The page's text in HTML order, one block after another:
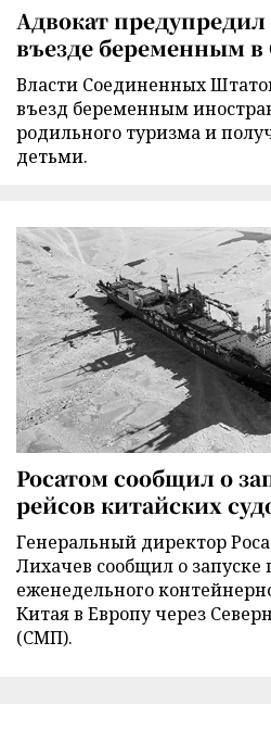
Адвокат предупредил
въезде беременным
Власти Соединенных
въезд беременным
родильного туризма и
детьми.
Росатом сообщил о
рейсов китайских
Генеральный директор
Лихачев сообщил о запуске
еженедельного
Китая в Европу через
(СМП).